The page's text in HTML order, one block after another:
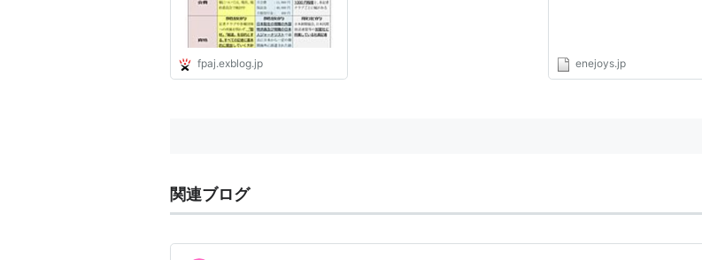
fpaj.exblog.jp enejoys.jp
関連ブログ